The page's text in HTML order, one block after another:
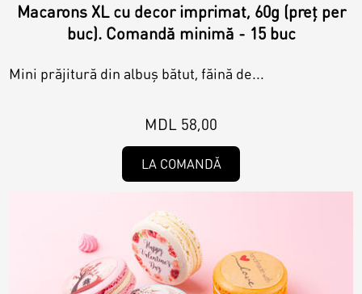
Macarons XL cu decor imprimat, 60g (preț per
buc). Comandă minimă - 15 buc
Mini prăjitură din albuș bătut, făină de...
MDL 58,00
LA COMANDĂ